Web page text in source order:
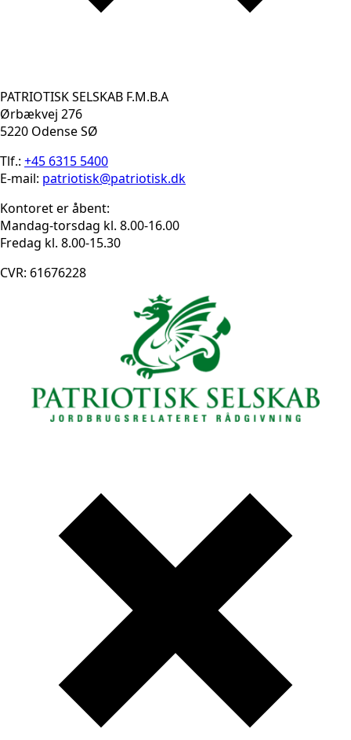
PATRIOTISK SELSKAB F.M.B.A
Ørbækvej 276
5220 Odense SØ
Tlf.: +45 6315 5400
E-mail: patriotisk@patriotisk.dk
Kontoret er åbent:
Mandag-torsdag kl. 8.00-16.00
Fredag kl. 8.00-15.30
CVR: 61676228